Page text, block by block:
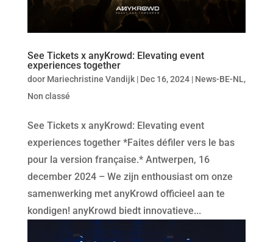
See Tickets x anyKrowd: Elevating event
experiences together
door Mariechristine Vandijk| Dec 16, 2024| News-BE-NL,
Non classé
See Tickets x anyKrowd: Elevating event
experiences together *Faites défiler vers le bas
pour la version française.* Antwerpen, 16
december 2024 – We zijn enthousiast om onze
samenwerking met anyKrowd officieel aan te
kondigen! anyKrowd biedt innovatieve...